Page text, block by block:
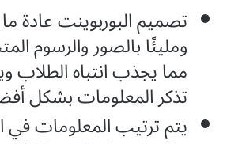
تصميم البوربوينت عادة
ومليئًا بالصور والرسوم
مما يجذب انتباه
تذكر المعلومات بشكل
يتم ترتيب المعلومات في